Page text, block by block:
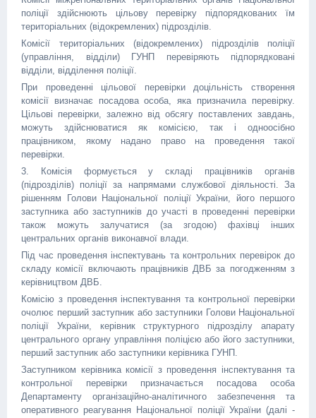
поліції здійснюють цільову перевірку підпорядкованих їм
територіальних (відокремлених) підрозділів.
Комісії територіальних (відокремлених) підрозділів поліції
(управління, відділи) ГУНП перевіряють підпорядковані
відділи, відділення поліції.
При проведенні цільової перевірки доцільність створення
комісії визначає посадова особа, яка призначила перевірку.
Цільові перевірки, залежно від обсягу поставлених завдань,
можуть здійснюватися як комісією, так і одноосібно
працівником, якому надано право на проведення такої
перевірки.
3. Комісія формується у складі працівників органів
(підрозділів) поліції за напрямами службової діяльності. За
рішенням Голови Національної поліції України, його першого
заступника або заступників до участі в проведенні перевірки
також можуть залучатися (за згодою) фахівці інших
центральних органів виконавчої влади.
Під час проведення інспектувань та контрольних перевірок до
складу комісії включають працівників ДВБ за погодженням з
керівництвом ДВБ.
Комісію з проведення інспектування та контрольної перевірки
очолює перший заступник або заступники Голови Національної
поліції України, керівник структурного підрозділу апарату
центрального органу управління поліцією або його заступники,
перший заступник або заступники керівника ГУНП.
Заступником керівника комісії з проведення інспектування та
контрольної перевірки призначається посадова особа
Департаменту організаційно-аналітичного забезпечення та
оперативного реагування Національної поліції України (далі -